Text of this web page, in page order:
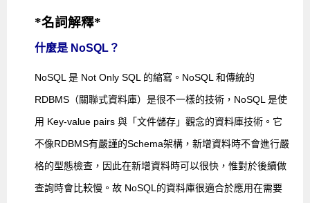
*名詞解釋*
什麼是 NoSQL？
NoSQL 是 Not Only SQL 的縮寫。NoSQL 和傳統的
RDBMS（關聯式資料庫）是很不一樣的技術，NoSQL 是使
用 Key-value pairs 與「文件儲存」觀念的資料庫技術。 它
不像RDBMS有嚴謹的Schema架構，新增資料時不會進行嚴
格的型態檢查，因此在新增資料時可以很快，惟對於後續做
查詢時會比較慢。故 NoSQL的資料庫很適合於應用在需要